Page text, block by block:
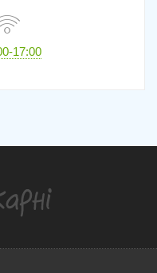
17:00